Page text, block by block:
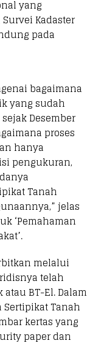
yang
Kadaster
pada
bagaimana
yang sudah
Desember
proses
hanya
pengukuran,
Tanah
jelas
‘Pemahaman
melalui
telah
BT-El. Dalam
Tanah
kertas yang
paper dan